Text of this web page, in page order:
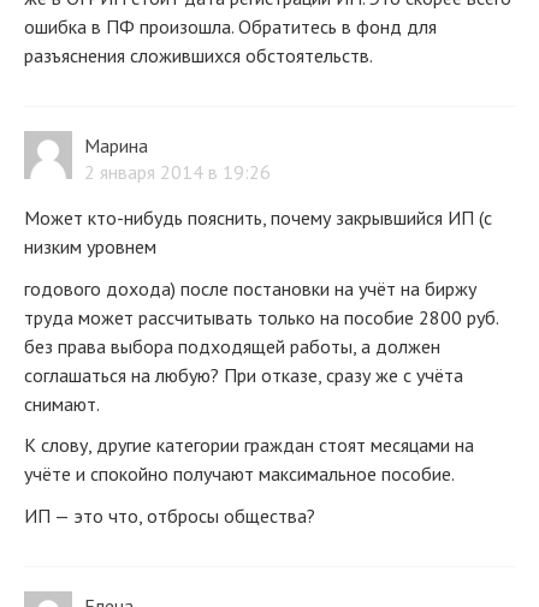
ошибка в ПФ произошла. Обратитесь в фонд для
разъяснения сложившихся обстоятельств.
Марина
2 января 2014 в 19:26
Может кто-нибудь пояснить, почему закрывшийся ИП (с
низким уровнем
годового дохода) после постановки на учёт на биржу
труда может рассчитывать только на пособие 2800 руб.
без права выбора подходящей работы, а должен
соглашаться на любую? При отказе, сразу же с учёта
снимают.
К слову, другие категории граждан стоят месяцами на
учёте и спокойно получают максимальное пособие.
ИП — это что, отбросы общества?